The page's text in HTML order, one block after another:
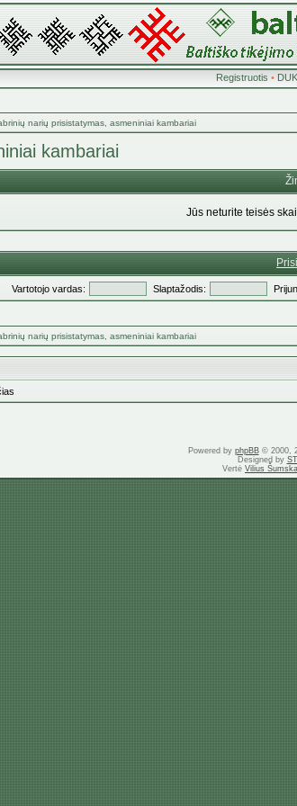
Registruotis • DUK
narių prisistatymas, asmeniniai kambariai
kambariai
Jūs neturite teisės
Vartotojo vardas: Slaptažodis:
narių prisistatymas, asmeniniai kambariai
Powered by phpBB© 2000,
Designed by
Vertė Vilius